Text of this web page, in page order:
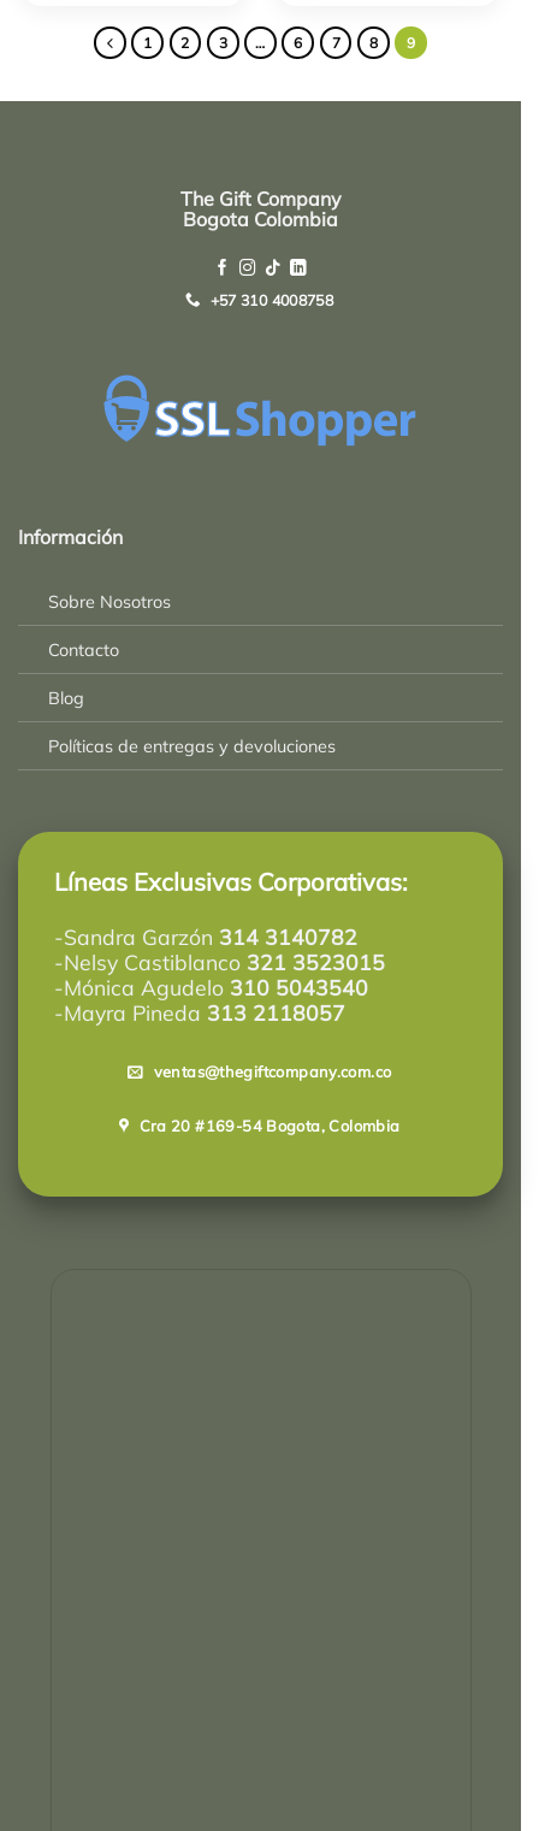
1 2 3 … 6 7 8 9
The Gift Company
Bogota Colombia
+57 310 4008758
2025-
Información
Sobre Nosotros
Contacto
Blog
Políticas de entregas y devoluciones
Líneas Exclusivas Corporativas:
-Sandra Garzón 314 3140782
-Nelsy Castiblanco 321 3523015
-Mónica Agudelo 310 5043540
-Mayra Pineda 313 2118057
ventas@thegiftcompany.com.co
Cra 20 #169-54 Bogota, Colombia